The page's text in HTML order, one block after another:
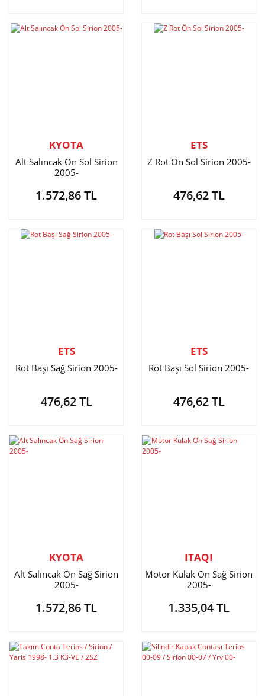
KYOTA
Alt Salıncak Ön Sol Sirion
2005-
1.572,86 TL
ETS
Z Rot Ön Sol Sirion 2005-
476,62 TL
ETS
Rot Başı Sağ Sirion 2005-
476,62 TL
ETS
Rot Başı Sol Sirion 2005-
476,62 TL
KYOTA
Alt Salıncak Ön Sağ Sirion
2005-
1.572,86 TL
ITAQI
Motor Kulak Ön Sağ Sirion
2005-
1.335,04 TL